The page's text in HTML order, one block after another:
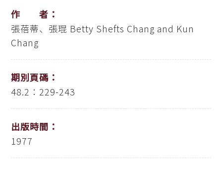
作 者：
張蓓蒂、張琨 Betty Shefts Chang and Kun
Chang
期別頁碼：
48.2：229-243
出版時間：
1977